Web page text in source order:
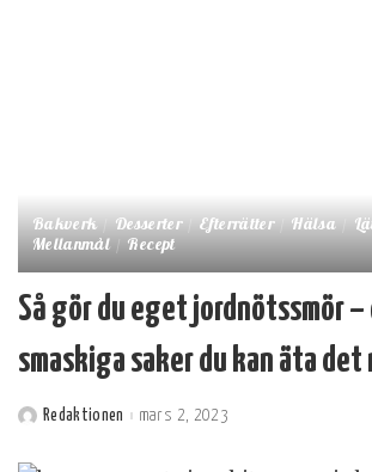
Bakverk Desserter Efterrätter Hälsa
Mellanmål Recept
Så gör du eget jordnötssmör –
smaskiga saker du kan äta det
PostatRedaktionen mars 2, 2023